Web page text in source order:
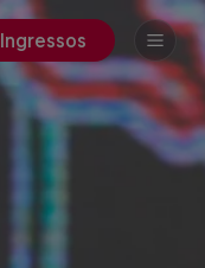
Ingressos